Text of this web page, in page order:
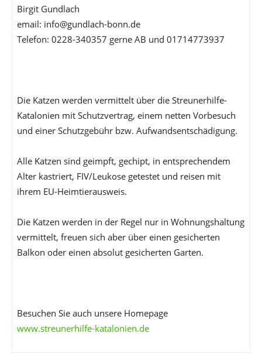
Birgit Gundlach
email: info@gundlach-bonn.de
Telefon: 0228-340357 gerne AB und 01714773937
Die Katzen werden vermittelt über die Streunerhilfe-
Katalonien mit Schutzvertrag, einem netten Vorbesuch
und einer Schutzgebühr bzw. Aufwandsentschädigung.
Alle Katzen sind geimpft, gechipt, in entsprechendem
Alter kastriert, FIV/Leukose getestet und reisen mit
ihrem EU-Heimtierausweis.
Die Katzen werden in der Regel nur in Wohnungshaltung
vermittelt, freuen sich aber über einen gesicherten
Balkon oder einen absolut gesicherten Garten.
Besuchen Sie auch unsere Homepage
www.streunerhilfe-katalonien.de